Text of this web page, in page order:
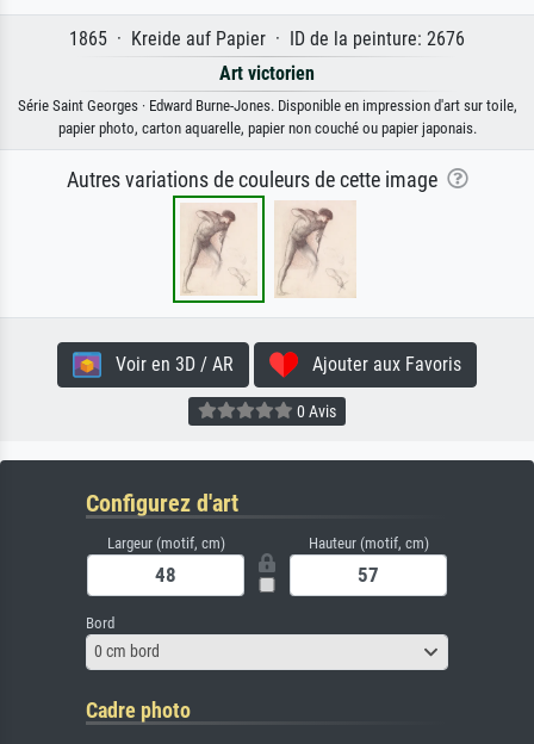
1865 · Kreide auf Papier · ID de la peinture: 2676
Art victorien
Série Saint Georges · Edward Burne-Jones. Disponible en impression d'art sur toile,
papier photo, carton aquarelle, papier non couché ou papier japonais.
Autres variations de couleurs de cette image
Voir en 3D / AR Ajouter aux Favoris
0 Avis
Configurez d'art
Largeur (motif, cm) Hauteur (motif, cm)
Bord
0 cm bord
Cadre photo